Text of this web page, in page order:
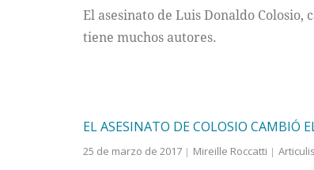
El asesinato de Luis Donaldo
tiene muchos autores.
EL ASESINATO DE COLOSIO CAMBIÓ
25 de marzo de 2017 Mireille Roccatti